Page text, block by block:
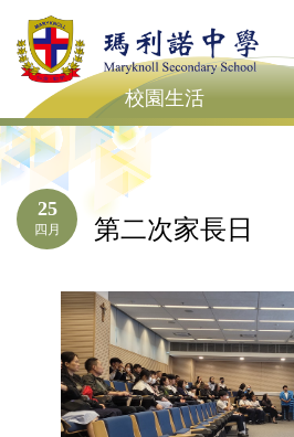
校園生活
25
四月 第二次家長日